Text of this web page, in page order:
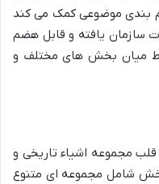
بندی موضوعی کمک می کند
سازمان یافته و قابل هضم
میان بخش های مختلف و
مجموعه اشیاء تاریخی و
شامل مجموعه ای متنوع